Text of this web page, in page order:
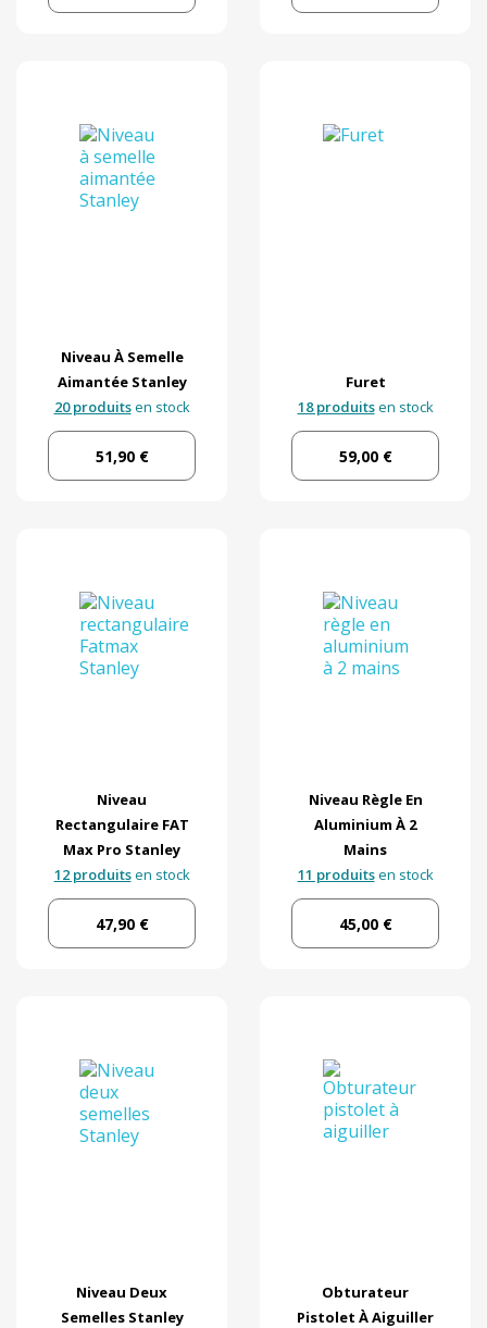
Niveau À Semelle
Aimantée Stanley
20 produitsen stock
51,90 €
Furet
18 produitsen stock
59,00 €
Niveau
Rectangulaire FAT
Max Pro Stanley
12 produitsen stock
47,90 €
Niveau Règle En
Aluminium À 2
Mains
11 produitsen stock
45,00 €
Niveau Deux
Semelles Stanley
Obturateur
Pistolet À Aiguiller